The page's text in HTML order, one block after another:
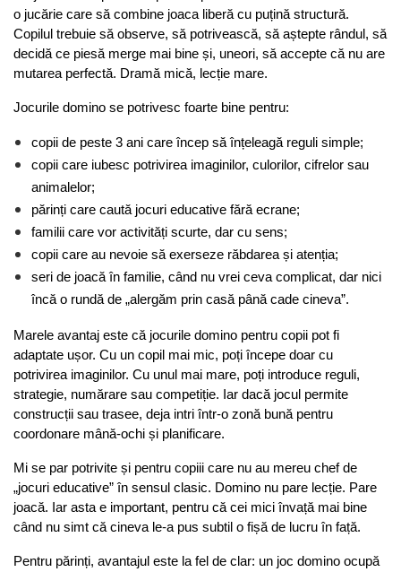
o jucărie care să combine joaca liberă cu puțină structură.
Copilul trebuie să observe, să potrivească, să aștepte rândul, să
decidă ce piesă merge mai bine și, uneori, să accepte că nu are
mutarea perfectă. Dramă mică, lecție mare.
Jocurile domino se potrivesc foarte bine pentru:
copii de peste 3 ani care încep să înțeleagă reguli simple;
copii care iubesc potrivirea imaginilor, culorilor, cifrelor sau
animalelor;
părinți care caută jocuri educative fără ecrane;
familii care vor activități scurte, dar cu sens;
copii care au nevoie să exerseze răbdarea și atenția;
seri de joacă în familie, când nu vrei ceva complicat, dar nici
încă o rundă de „alergăm prin casă până cade cineva”.
Marele avantaj este că jocurile domino pentru copii pot fi
adaptate ușor. Cu un copil mai mic, poți începe doar cu
potrivirea imaginilor. Cu unul mai mare, poți introduce reguli,
strategie, numărare sau competiție. Iar dacă jocul permite
construcții sau trasee, deja intri într-o zonă bună pentru
coordonare mână-ochi și planificare.
Mi se par potrivite și pentru copiii care nu au mereu chef de
„jocuri educative” în sensul clasic. Domino nu pare lecție. Pare
joacă. Iar asta e important, pentru că cei mici învață mai bine
când nu simt că cineva le-a pus subtil o fișă de lucru în față.
Pentru părinți, avantajul este la fel de clar: un joc domino ocupă